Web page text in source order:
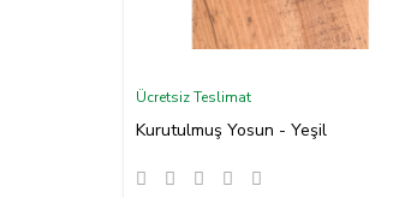
Ücretsiz Teslimat
Kurutulmuş Yosun - Yeşil